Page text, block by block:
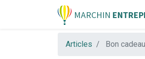
MARCHIN
Articles Bon